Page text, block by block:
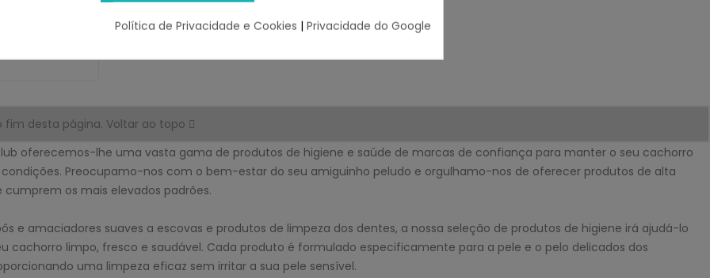
fim desta página. Voltar ao topo
oferecemos-lhe uma vasta gama de produtos de higiene e saúde de marcas de confiança para manter o seu cachorro
Preocupamo-nos com o bem-estar do seu amiguinho peludo e orgulhamo-nos de oferecer produtos de alta
cumprem os mais elevados padrões.
e amaciadores suaves a escovas e produtos de limpeza dos dentes, a nossa seleção de produtos de higiene irá ajudá-lo
cachorro limpo, fresco e saudável. Cada produto é formulado especificamente para a pele e o pelo delicados dos
uma limpeza eficaz sem irritar a sua pele sensível.
Política de Privacidade e Cookies | Privacidade do Google